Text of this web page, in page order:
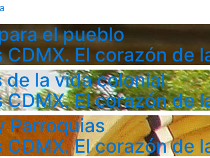
el pueblo
El corazón de
de la vida colonial
El corazón de
Parroquias
El corazón de